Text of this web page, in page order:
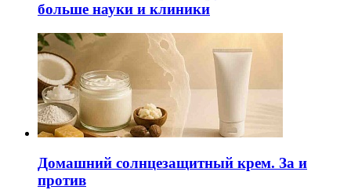
больше науки и клиники
Домашний солнцезащитный крем. За и
против